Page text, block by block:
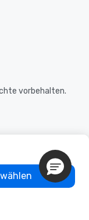
vorbehalten.